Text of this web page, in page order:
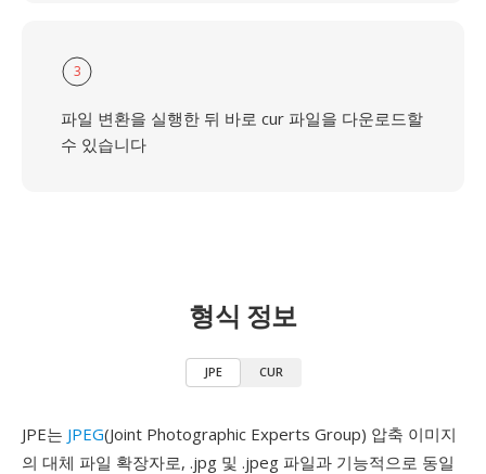
3
파일 변환을 실행한 뒤 바로 cur 파일을 다운로드할
수 있습니다
형식 정보
JPE CUR
JPE는 JPEG(Joint Photographic Experts Group) 압축 이미지
의 대체 파일 확장자로, .jpg 및 .jpeg 파일과 기능적으로 동일